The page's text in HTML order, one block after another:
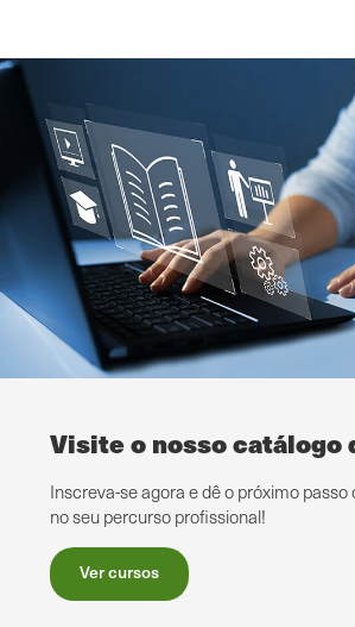
Visite o nosso catálogo
Inscreva-se agora e dê o próximo
no seu percurso profissional!
Ver cursos